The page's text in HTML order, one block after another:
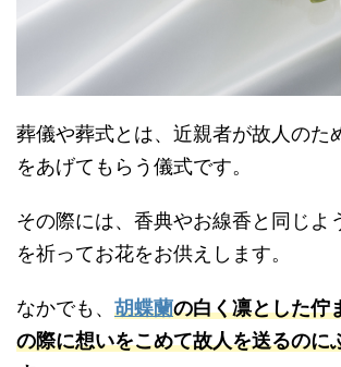
葬儀や葬式とは、近親者が故人のた
をあげてもらう儀式です。
その際には、香典やお線香と同じよ
を祈ってお花をお供えします。
なかでも、 胡蝶蘭の白く凛とした佇
の際に想いをこめて故人を送るのに